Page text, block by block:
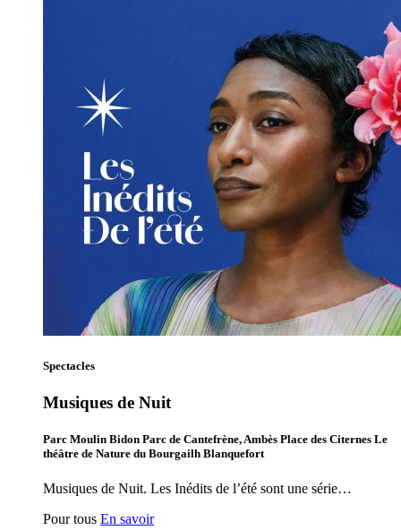
Spectacles
Musiques de Nuit
Parc Moulin Bidon Parc de Cantefrène, Ambès Place des Citernes Le
théâtre de Nature du Bourgailh Blanquefort
Musiques de Nuit. Les Inédits de l’été sont une série…
Pour tous En savoir